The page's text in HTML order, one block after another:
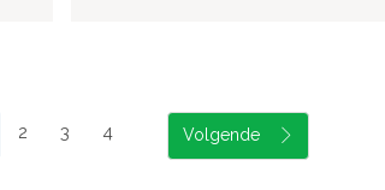
2 3 4